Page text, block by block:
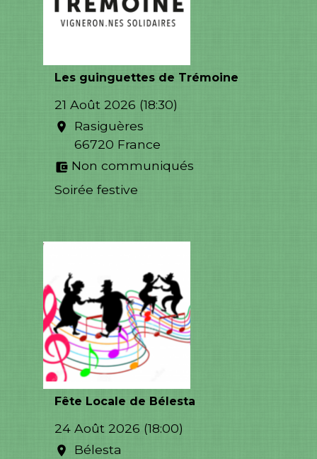
Les guinguettes de Trémoine
21 Août 2026 (18:30)
location_on
Rasiguères
66720 France
account_balance_wallet Non communiqués
Soirée festive
Fête Locale de Bélesta
24 Août 2026 (18:00)
location_on
Bélesta